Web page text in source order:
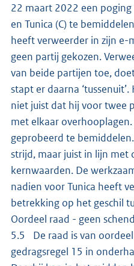
22 maart 2022 een poging
en Tunica (C) te
heeft verweerder in zijn e-
geen partij gekozen.
van beide partijen toe,
stapt er daarna
niet juist dat hij voor twee
met elkaar
geprobeerd te
strijd, maar juist in lijn met
kernwaarden. De
nadien voor Tunica heeft
betrekking op het geschil
Oordeel raad - geen
5.5 De raad is van
gedragsregel 15 in